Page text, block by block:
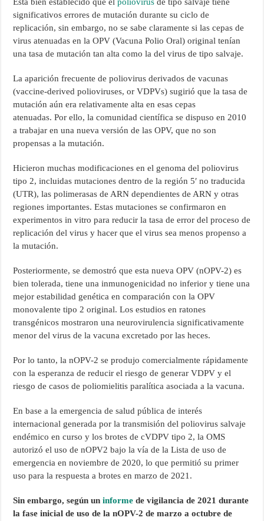
Está bien establecido que elpoliovirus de tipo salvaje tiene
significativos errores de mutación durante su ciclo de
replicación, sin embargo, no se sabe claramente si las cepas de
virus atenuadas en la OPV (Vacuna Polio Oral) original tenían
una tasa de mutación tan alta como la del virus de tipo salvaje.
La aparición frecuente de poliovirus derivados de vacunas
(vaccine-derived polioviruses, or VDPVs) sugirió que la tasa de
mutación aún era relativamente alta en esas cepas
atenuadas. Por ello, la comunidad científica se dispuso en 2010
a trabajar en una nueva versión de las OPV, que no son
propensas a la mutación.
Hicieron muchas modificaciones en el genoma del poliovirus
tipo 2, incluidas mutaciones dentro de la región 5′ no traducida
(UTR), las polimerasas de ARN dependientes de ARN y otras
regiones importantes. Estas mutaciones se confirmaron en
experimentos in vitro para reducir la tasa de error del proceso de
replicación del virus y hacer que el virus sea menos propenso a
la mutación.
Posteriormente, se demostró que esta nueva OPV (nOPV-2) es
bien tolerada, tiene una inmunogenicidad no inferior y tiene una
mejor estabilidad genética en comparación con la OPV
monovalente tipo 2 original. Los estudios en ratones
transgénicos mostraron una neurovirulencia significativamente
menor del virus de la vacuna excretado por las heces.
Por lo tanto, la nOPV-2 se produjo comercialmente rápidamente
con la esperanza de reducir el riesgo de generar VDPV y el
riesgo de casos de poliomielitis paralítica asociada a la vacuna.
En base a la emergencia de salud pública de interés
internacional generada por la transmisión del poliovirus salvaje
endémico en curso y los brotes de cVDPV tipo 2, la OMS
autorizó el uso de nOPV2 bajo la vía de la Lista de uso de
emergencia en noviembre de 2020, lo que permitió su primer
uso para la respuesta a brotes en marzo de 2021.
Sin embargo, según uninforme de vigilancia de 2021 durante
la fase inicial de uso de la nOPV-2 de marzo a octubre de